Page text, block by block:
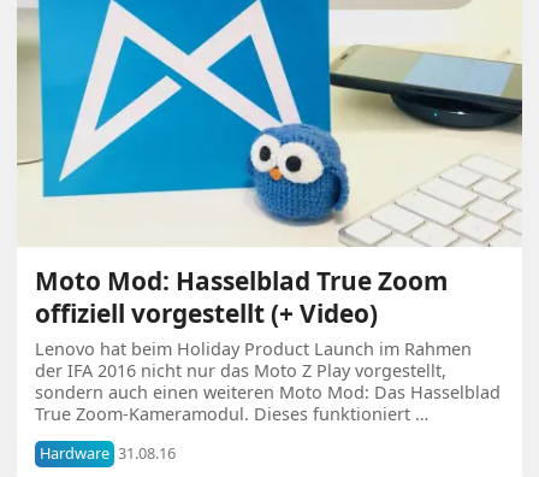
Moto Mod: Hasselblad True Zoom
offiziell vorgestellt (+ Video)
Lenovo hat beim Holiday Product Launch im Rahmen
der IFA 2016 nicht nur das Moto Z Play vorgestellt,
sondern auch einen weiteren Moto Mod: Das Hasselblad
True Zoom-Kameramodul. Dieses funktioniert …
Hardware 31.08.16